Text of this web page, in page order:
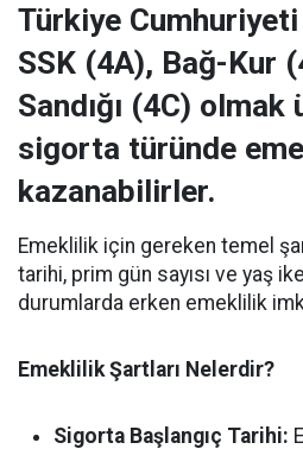
Türkiye
SSK (4A), Bağ-Kur
Sandığı (4C) olmak
sigorta türünde
kazanabilirler.
Emeklilik için gereken temel
tarihi, prim gün sayısı ve yaş
durumlarda erken emeklilik
Emeklilik Şartları Nelerdir?
Sigorta Başlangıç Tarihi: